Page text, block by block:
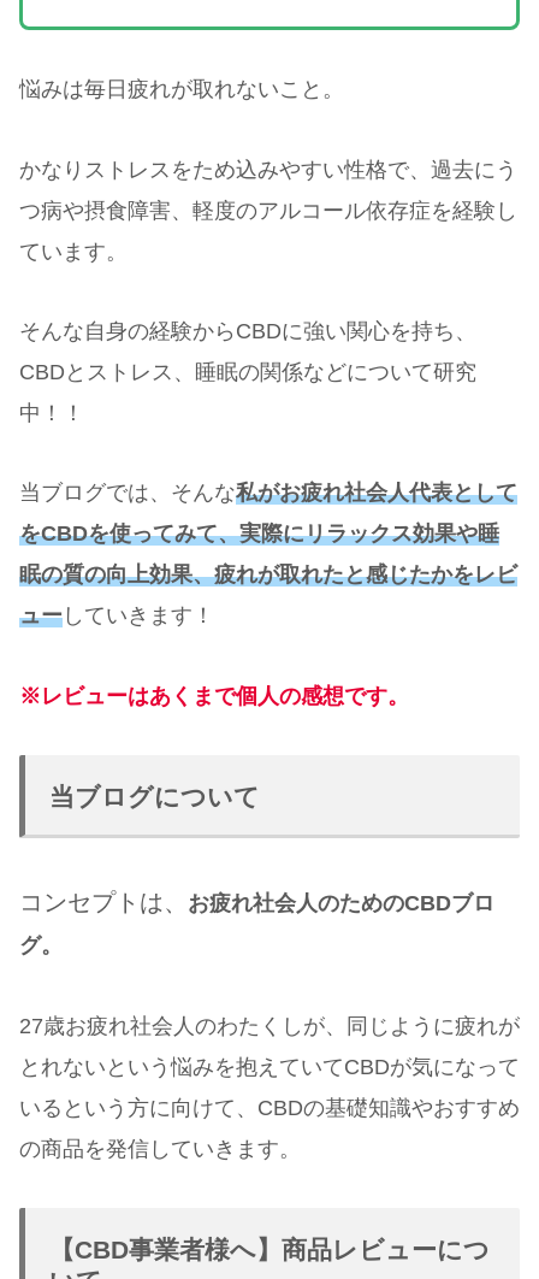
悩みは毎日疲れが取れないこと。
かなりストレスをため込みやすい性格で、過去にう
つ病や摂食障害、軽度のアルコール依存症を経験し
ています。
そんな自身の経験からCBDに強い関心を持ち、
CBDとストレス、睡眠の関係などについて研究
中！！
当ブログでは、そんな私がお疲れ社会人代表として
をCBDを使ってみて、実際にリラックス効果や睡
眠の質の向上効果、疲れが取れたと感じたかをレビ
ュー していきます！
※レビューはあくまで個人の感想です。
当ブログについて
コンセプト は、 お疲れ社会人のためのCBDブロ
グ。
27歳お疲れ社会人のわたくしが、同じように疲れが
とれないという悩みを抱えていてCBDが気になって
いるという方に向けて、CBDの基礎知識やおすすめ
の商品を発信していきます。
【CBD事業者様へ】商品レビューにつ